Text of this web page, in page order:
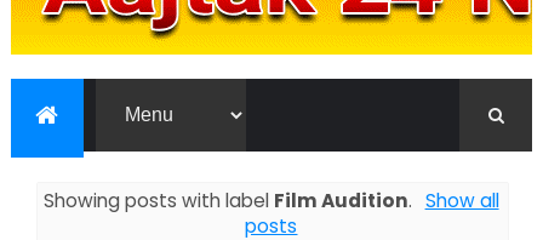
Showing posts with label Film Audition. Show all
posts